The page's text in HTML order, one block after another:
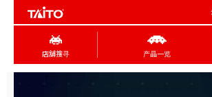
店舖搜寻 产品一览